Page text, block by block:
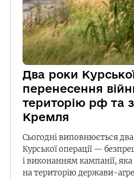
Два роки
перенесення
територію рф та
Кремля
Сьогодні виповнюється
Курської операції —
і виконанням кампанії, яка
на територію держави-